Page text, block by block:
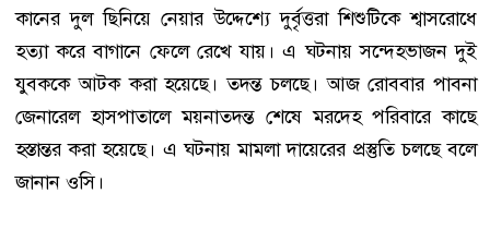
কানের দুল ছিনিয়ে নেয়ার উদ্দেশ্যে দুর্বৃত্তরা শিশুটিকে শ্বাসরোধে
হত্যা করে বাগানে ফেলে রেখে যায়। এ ঘটনায় সন্দেহভাজন দুই
যুবককে আটক করা হয়েছে। তদন্ত চলছে। আজ রোববার পাবনা
জেনারেল হাসপাতালে ময়নাতদন্ত শেষে মরদেহ পরিবারে কাছে
হস্তান্তর করা হয়েছে। এ ঘটনায় মামলা দায়েরের প্রস্তুতি চলছে বলে
জানান ওসি।